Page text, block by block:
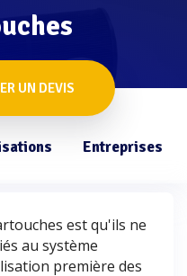
UN DEVIS
Entreprises
est qu'ils ne
au système
première des